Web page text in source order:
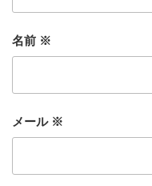
名前 ※
メール ※